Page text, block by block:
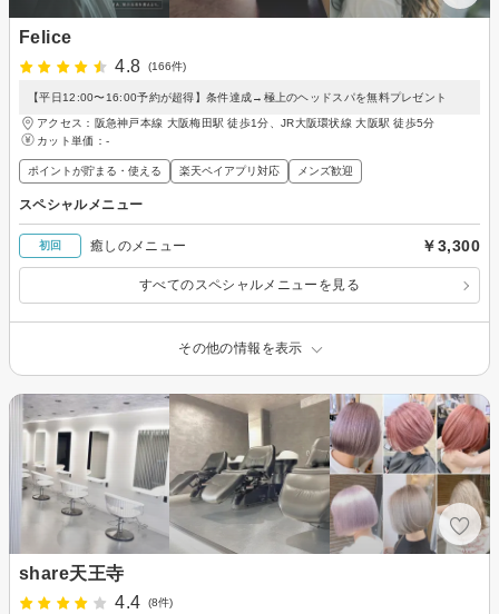
Felice
4.8
(166件)
【平日12:00〜16:00予約が超得】条件達成→極上のヘッドスパを無料プレゼント
アクセス：阪急神戸本線 大阪梅田駅 徒歩1分、JR大阪環状線 大阪駅 徒歩5分
カット単価： -
ポイントが貯まる・使える 楽天ペイアプリ対応 メンズ歓迎
スペシャルメニュー
初回 癒しのメニュー ￥3,300
すべてのスペシャルメニューを見る
その他の情報を表示
share天王寺
4.4
(8件)